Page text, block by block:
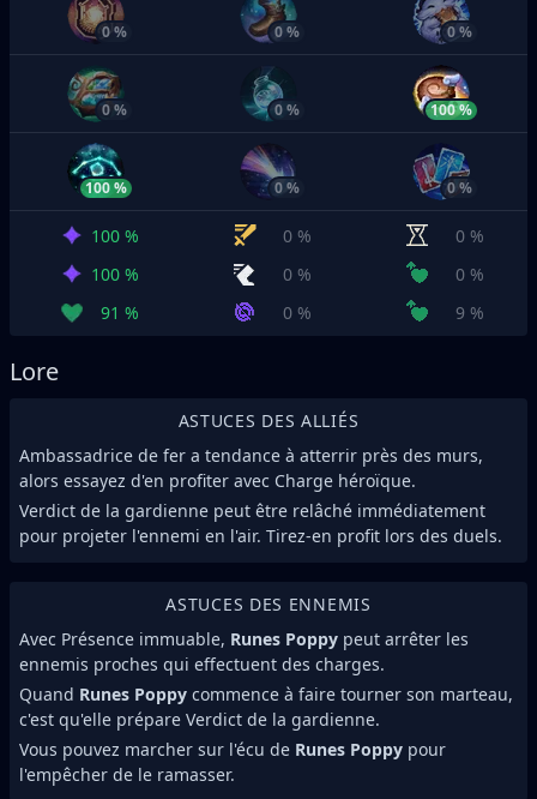
0 % 0 % 0 %
0 % 0 % 100 %
100 % 0 % 0 %
100 % 0 %
0 %
100 %
0 %
0 %
91 %
0 % 9 %
Lore
ASTUCES DES ALLIÉS
Ambassadrice de fer a tendance à atterrir près des murs,
alors essayez d'en profiter avec Charge héroïque.
Verdict de la gardienne peut être relâché immédiatement
pour projeter l'ennemi en l'air. Tirez-en profit lors des duels.
ASTUCES DES ENNEMIS
Avec Présence immuable, Runes Poppy peut arrêter les
ennemis proches qui effectuent des charges.
Quand Runes Poppy commence à faire tourner son marteau,
c'est qu'elle prépare Verdict de la gardienne.
Vous pouvez marcher sur l'écu de Runes Poppy pour
l'empêcher de le ramasser.